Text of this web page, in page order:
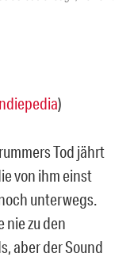
)
Tod jährt
von ihm einst
unterwegs.
nie zu den
aber der Sound